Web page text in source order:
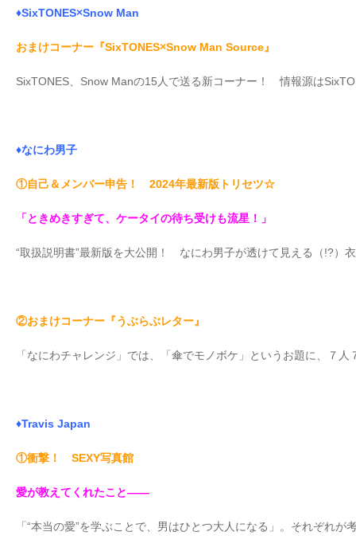
♦SixTONES×Snow Man
おまけコーナー『SixTONES×Snow Man Source』
SixTONES、Snow Manの15人で送る新コーナー！ 情報源は
♦なにわ男子
①自己＆メンバー申告！ 2024年最新版トリセツ☆
「ときめきすぎて、ケータイの待ち受けも流星！」
“取扱説明書”最新版を大公開！ なにわ男子が透けて見える（!?
②おまけコーナー『うぶらぶレター』
「なにわチャレンジ」では、「傘でモノボケ」というお題に、
♦Travis Japan
①衝撃！ SEXY写真館
愛が教えてくれたこと――
「“本当の愛”を学ぶことで、男はひとつ大人になる」。それぞれ